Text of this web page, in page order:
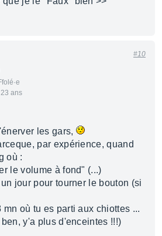
ans
#10
les gars,
par expérience, quand
où :
le volume à fond" (...)
jour pour tourner le bouton (si
où tu es parti aux chiottes ...
y'a plus d'enceintes !!!)